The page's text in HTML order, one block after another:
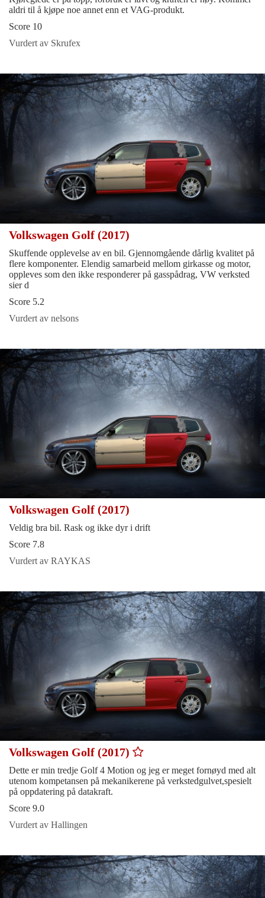
aldri til å kjøpe noe annet enn et VAG-produkt.
Score 10
Vurdert av Skrufex
Volkswagen Golf (2017)
Skuffende opplevelse av en bil. Gjennomgående dårlig kvalitet på
flere komponenter. Elendig samarbeid mellom girkasse og motor,
oppleves som den ikke responderer på gasspådrag, VW verksted
sier d
Score 5.2
Vurdert av nelsons
Volkswagen Golf (2017)
Veldig bra bil. Rask og ikke dyr i drift
Score 7.8
Vurdert av RAYKAS
Volkswagen Golf (2017)
Dette er min tredje Golf 4 Motion og jeg er meget fornøyd med alt
utenom kompetansen på mekanikerene på verkstedgulvet,spesielt
på oppdatering på datakraft.
Score 9.0
Vurdert av Hallingen